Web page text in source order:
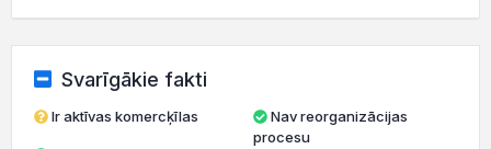
Svarīgākie fakti
Ir aktīvas komercķīlas
Nav reorganizācijas
procesu